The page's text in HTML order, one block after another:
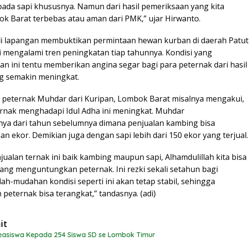
sapi khususnya. Namun dari hasil pemeriksaan yang kita
Barat terbebas atau aman dari PMK,” ujar Hirwanto.
lapangan membuktikan permintaan hewan kurban di daerah Patut
mengalami tren peningkatan tiap tahunnya. Kondisi yang
ini tentu memberikan angina segar bagi para peternak dari hasil
semakin meningkat.
peternak Muhdar dari Kuripan, Lombok Barat misalnya mengakui,
menghadapi Idul Adha ini meningkat. Muhdar
dari tahun sebelumnya dimana penjualan kambing bisa
ekor. Demikian juga dengan sapi lebih dari 150 ekor yang terjual.
ternak ini baik kambing maupun sapi, Alhamdulillah kita bisa
menguntungkan peternak. Ini rezki sekali setahun bagi
mudahan kondisi seperti ini akan tetap stabil, sehingga
bisa terangkat,” tandasnya. (adi)
Kepada 254 Siswa SD se Lombok Timur